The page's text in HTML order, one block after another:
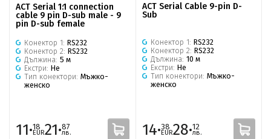
ACT Serial 1:1 connection
cable 9 pin D-sub male - 9
pin D-sub female
Конектор 1: RS232
Конектор 2: RS232
Дължина: 5 м
Екстри: Не
Тип конектори: Мъжко-
женско
11·18
EUR21·87
лв.
ACT Serial Cable 9-pin D-
Sub
Конектор 1: RS232
Конектор 2: RS232
Дължина: 10 м
Екстри: Не
Тип конектори: Мъжко-
женско
14·38
EUR28·12
лв.